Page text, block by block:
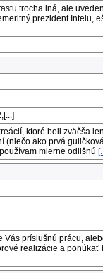
trocha iná, ale
prezident Intelu,
ktoré boli zväčša
(niečo ako prvá
mierne odlišnú
príslušnú prácu,
realizácie a ponúkať